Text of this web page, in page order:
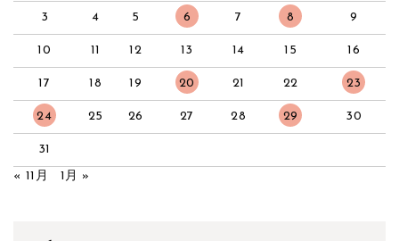
3 4 5 6 7 8 9
10 11 12 13 14 15 16
17 18 19 20 21 22 23
24 25 26 27 28 29 30
31
« 11月
1月 »